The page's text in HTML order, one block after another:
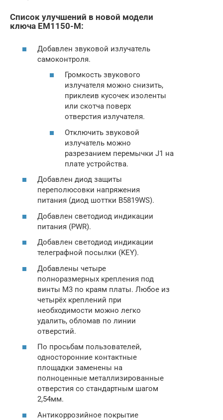
Список улучшений в новой модели
ключа EM1150-M:
Добавлен звуковой излучатель
самоконтроля.
Громкость звукового
излучателя можно снизить,
приклеив кусочек изоленты
или скотча поверх
отверстия излучателя.
Отключить звуковой
излучатель можно
разрезанием перемычки J1 на
плате устройства.
Добавлен диод защиты
переполюсовки напряжения
питания (диод шоттки B5819WS).
Добавлен светодиод индикации
питания (PWR).
Добавлен светодиод индикации
телеграфной посылки (KEY).
Добавлены четыре
полноразмерных крепления под
винты M3 по краям платы. Любое из
четырёх креплений при
необходимости можно легко
удалить, обломав по линии
отверстий.
По просьбам пользователей,
односторонние контактные
площадки заменены на
полноценные металлизированные
отверстия со стандартным шагом
2,54мм.
Антикоррозийное покрытие